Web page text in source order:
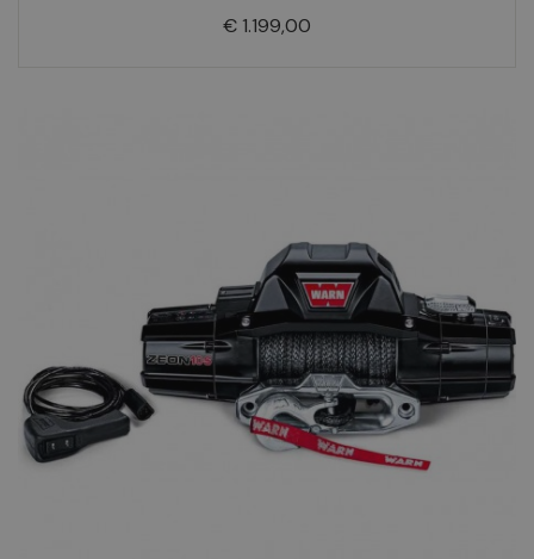
Prijs
€ 1.199,00